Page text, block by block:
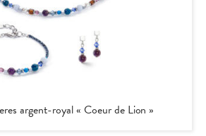
argent-royal « Coeur de Lion »